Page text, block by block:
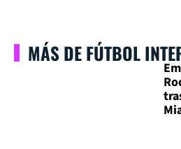
MÁS DE FÚTBOL